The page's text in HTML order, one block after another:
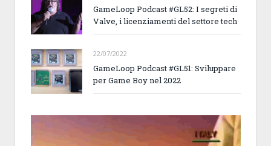
GameLoop Podcast #GL52: I segreti di
Valve, i licenziamenti del settore tech
22/07/2022
GameLoop Podcast #GL51: Sviluppare
per Game Boy nel 2022